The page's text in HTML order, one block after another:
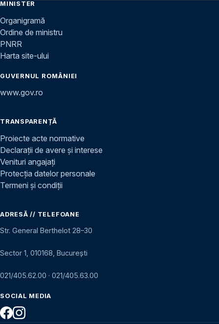
MINISTER
Organigramă
Ordine de ministru
PNRR
Harta site-ului
GUVERNUL ROMÂNIEI
www.gov.ro
TRANSPARENȚĂ
Proiecte acte normative
Declarații de avere și interese
Venituri angajați
Protecția datelor personale
Termeni și condiții
ADRESĂ // TELEFOANE
Str. General Berthelot 28–30
Sector 1, 010168, București
021/405.62.00 · 021/405.63.00
SOCIAL MEDIA